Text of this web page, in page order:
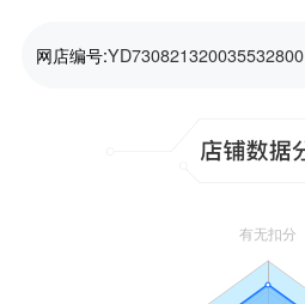
网店编号:YD730821320035532800